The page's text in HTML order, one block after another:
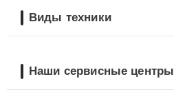
Виды техники
Наши сервисные центры